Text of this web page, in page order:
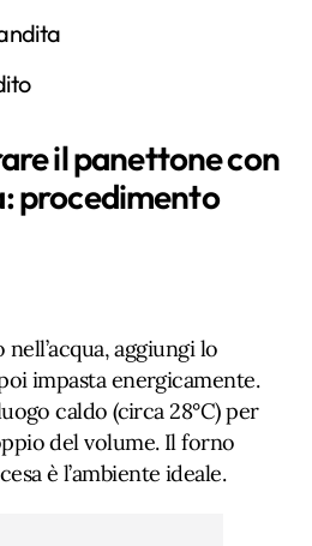
il panettone con
procedimento
aggiungi lo
impasta energicamente.
caldo (circa 28°C) per
del volume. Il forno
è l’ambiente ideale.